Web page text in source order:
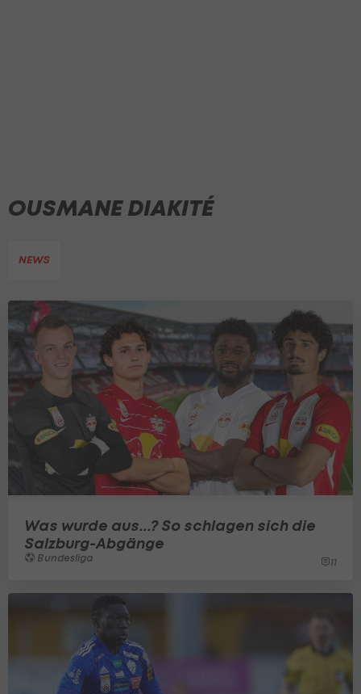
OUSMANE DIAKITÉ
NEWS
Was wurde aus...? So schlagen sich die
Salzburg-Abgänge
Bundesliga 11